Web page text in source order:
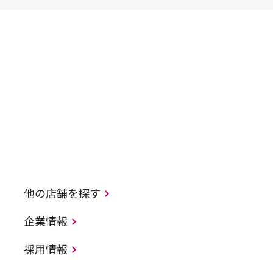
他の店舗を探す
企業情報
採用情報